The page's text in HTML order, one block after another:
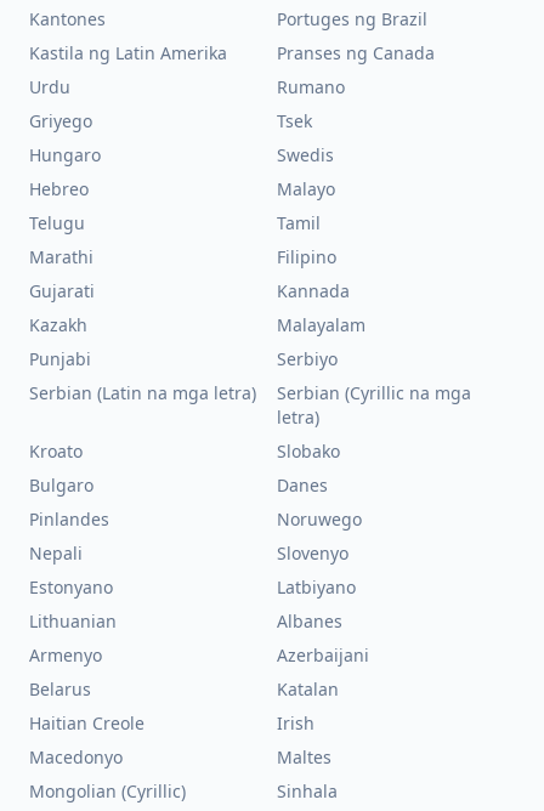
Kantones
Portuges ng Brazil
Kastila ng Latin Amerika
Pranses ng Canada
Urdu
Rumano
Griyego
Tsek
Hungaro
Swedis
Hebreo
Malayo
Telugu
Tamil
Marathi
Filipino
Gujarati
Kannada
Kazakh
Malayalam
Punjabi
Serbiyo
Serbian (Latin na mga letra)
Serbian (Cyrillic na mga
letra)
Kroato
Slobako
Bulgaro
Danes
Pinlandes
Noruwego
Nepali
Slovenyo
Estonyano
Latbiyano
Lithuanian
Albanes
Armenyo
Azerbaijani
Belarus
Katalan
Haitian Creole
Irish
Macedonyo
Maltes
Mongolian (Cyrillic)
Sinhala